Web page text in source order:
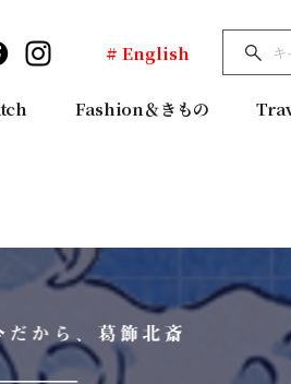
# English
Fashion＆きもの